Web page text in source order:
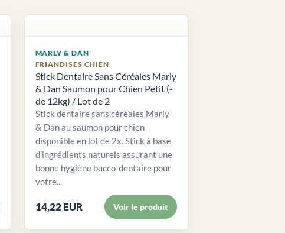
MARLY & DAN
FRIANDISES CHIEN
Stick Dentaire Sans Céréales Marly
& Dan Saumon pour Chien Petit (-
de 12kg) / Lot de 2
Stick dentaire sans céréales Marly
& Dan au saumon pour chien
disponible en lot de 2x. Stick à base
d'ingrédients naturels assurant une
bonne hygiène bucco-dentaire pour
votre...
14,22 EUR Voir le produit